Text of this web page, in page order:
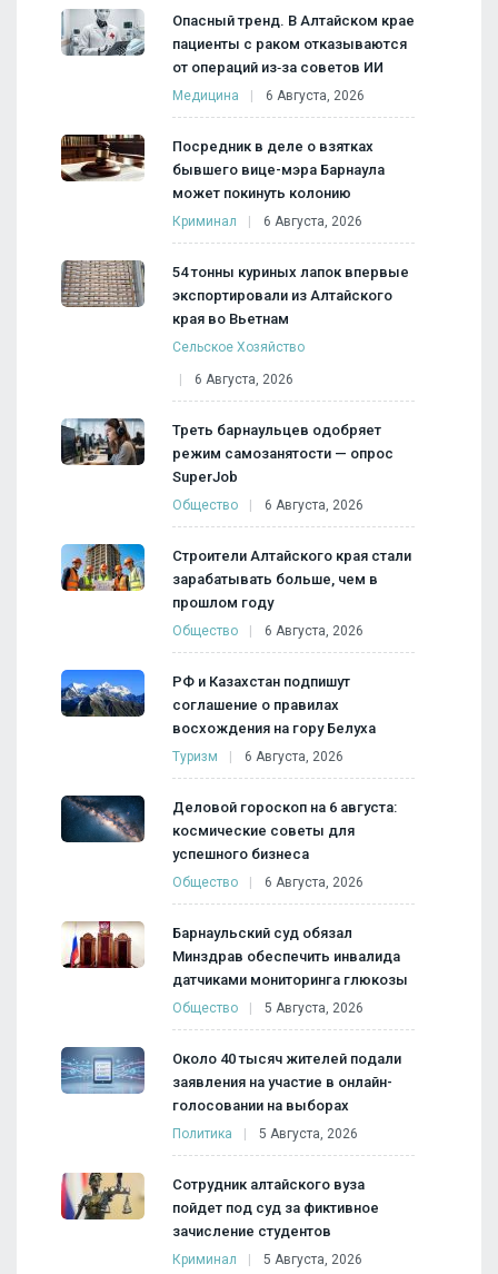
Опасный тренд. В Алтайском крае
пациенты с раком отказываются
от операций из‑за советов ИИ
Медицина 6 Августа, 2026
Посредник в деле о взятках
бывшего вице-мэра Барнаула
может покинуть колонию
Криминал 6 Августа, 2026
54 тонны куриных лапок впервые
экспортировали из Алтайского
края во Вьетнам
Сельское Хозяйство
6 Августа, 2026
Треть барнаульцев одобряет
режим самозанятости — опрос
SuperJob
Общество 6 Августа, 2026
Строители Алтайского края стали
зарабатывать больше, чем в
прошлом году
Общество 6 Августа, 2026
РФ и Казахстан подпишут
соглашение о правилах
восхождения на гору Белуха
Туризм 6 Августа, 2026
Деловой гороскоп на 6 августа:
космические советы для
успешного бизнеса
Общество 6 Августа, 2026
Барнаульский суд обязал
Минздрав обеспечить инвалида
датчиками мониторинга глюкозы
Общество 5 Августа, 2026
Около 40 тысяч жителей подали
заявления на участие в онлайн-
голосовании на выборах
Политика 5 Августа, 2026
Сотрудник алтайского вуза
пойдет под суд за фиктивное
зачисление студентов
Криминал 5 Августа, 2026